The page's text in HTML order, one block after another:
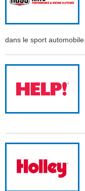
dans le sport automobile.